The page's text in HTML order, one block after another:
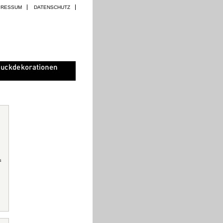
DATENSCHUTZ